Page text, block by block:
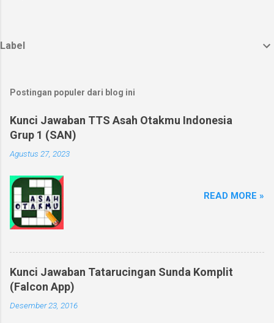
Label
Postingan populer dari blog ini
Kunci Jawaban TTS Asah Otakmu Indonesia
Grup 1 (SAN)
Agustus 27, 2023
READ MORE »
Kunci Jawaban Tatarucingan Sunda Komplit
(Falcon App)
Desember 23, 2016